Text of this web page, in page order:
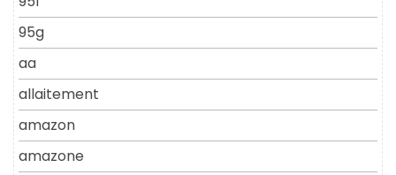
95g
aa
allaitement
amazon
amazone